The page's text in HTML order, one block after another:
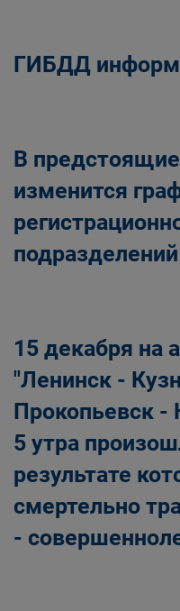
ГИБДД
В
изменится
подразделений
15 декабря на
"Ленинск -
Прокопьевск -
5 утра
результате
смертельно
-